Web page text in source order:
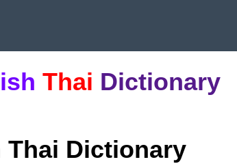
Thai Dictionary
Thai Dictionary